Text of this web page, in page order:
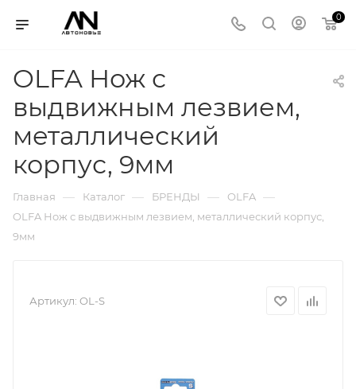
0
OLFA Нож с
выдвижным лезвием,
металлический
корпус, 9мм
Главная — Каталог — БРЕНДЫ — OLFA —
OLFA Нож с выдвижным лезвием, металлический корпус,
9мм
Артикул: OL-S